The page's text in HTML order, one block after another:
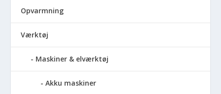
Opvarmning
Værktøj
Maskiner & elværktøj
Akku maskiner